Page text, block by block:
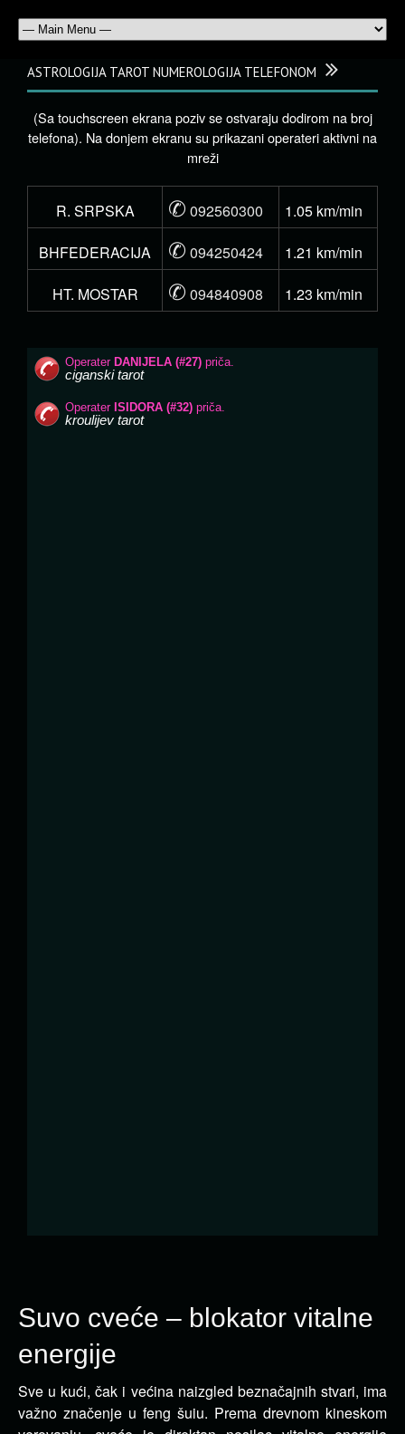
Suvo cveće – blokator vitalne
energije
Sve u kući, čak i većina naizgled beznačajnih stvari, ima
važno značenje u feng šuiu. Prema drevnom kineskom
ASTROLOGIJA TAROT NUMEROLOGIJA TELEFONOM
(Sa touchscreen ekrana poziv se ostvaraju dodirom na broj
telefona). Na donjem ekranu su prikazani operateri aktivni na
mreži
R. SRPSKA ✆ 092560300
1.05 km/min
BHFEDERACIJA
✆ 094250424
1.21 km/min
HT. MOSTAR
✆ 094840908 1.23 km/min